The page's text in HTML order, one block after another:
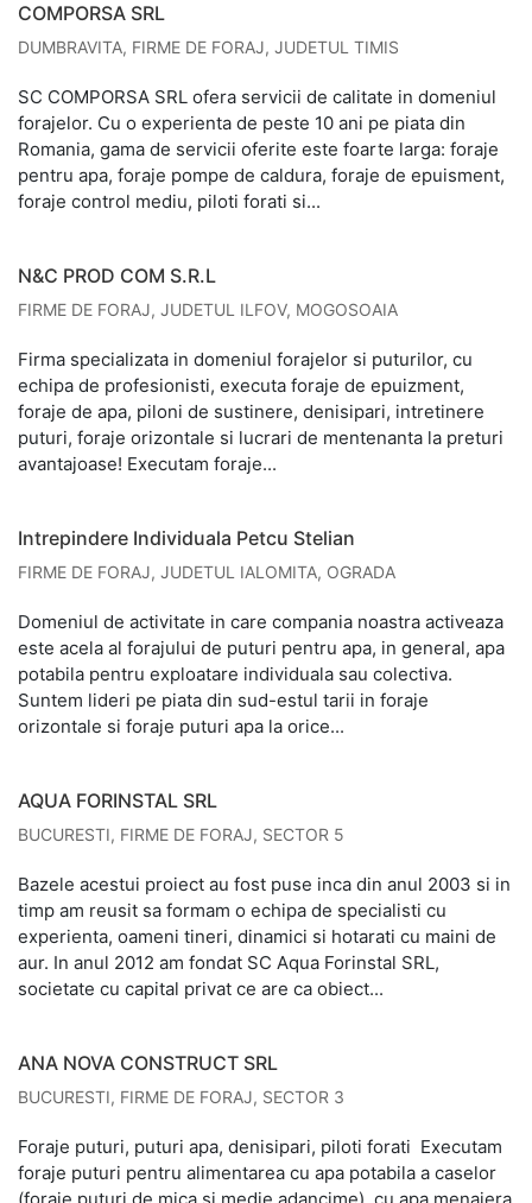
COMPORSA SRL
DUMBRAVITA, FIRME DE FORAJ, JUDETUL TIMIS
SC COMPORSA SRL ofera servicii de calitate in domeniul
forajelor. Cu o experienta de peste 10 ani pe piata din
Romania, gama de servicii oferite este foarte larga: foraje
pentru apa, foraje pompe de caldura, foraje de epuisment,
foraje control mediu, piloti forati si...
N&C PROD COM S.R.L
FIRME DE FORAJ, JUDETUL ILFOV, MOGOSOAIA
Firma specializata in domeniul forajelor si puturilor, cu
echipa de profesionisti, executa foraje de epuizment,
foraje de apa, piloni de sustinere, denisipari, intretinere
puturi, foraje orizontale si lucrari de mentenanta la preturi
avantajoase! Executam foraje...
Intrepindere Individuala Petcu Stelian
FIRME DE FORAJ, JUDETUL IALOMITA, OGRADA
Domeniul de activitate in care compania noastra activeaza
este acela al forajului de puturi pentru apa, in general, apa
potabila pentru exploatare individuala sau colectiva.
Suntem lideri pe piata din sud-estul tarii in foraje
orizontale si foraje puturi apa la orice...
AQUA FORINSTAL SRL
BUCURESTI, FIRME DE FORAJ, SECTOR 5
Bazele acestui proiect au fost puse inca din anul 2003 si in
timp am reusit sa formam o echipa de specialisti cu
experienta, oameni tineri, dinamici si hotarati cu maini de
aur. In anul 2012 am fondat SC Aqua Forinstal SRL,
societate cu capital privat ce are ca obiect...
ANA NOVA CONSTRUCT SRL
BUCURESTI, FIRME DE FORAJ, SECTOR 3
Foraje puturi, puturi apa, denisipari, piloti forati Executam
foraje puturi pentru alimentarea cu apa potabila a caselor